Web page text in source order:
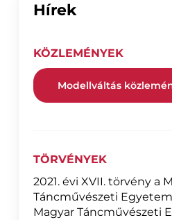
Hírek
KÖZLEMÉNYEK
Modellváltás
TÖRVÉNYEK
2021. évi XVII. törvény a
Táncművészeti
Magyar Táncművészeti